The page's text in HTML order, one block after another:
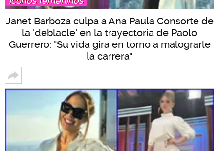
Janet Barboza culpa a Ana Paula Consorte de
la 'deblacle' en la trayectoria de Paolo
Guerrero: "Su vida gira en torno a malograrle
la carrera"